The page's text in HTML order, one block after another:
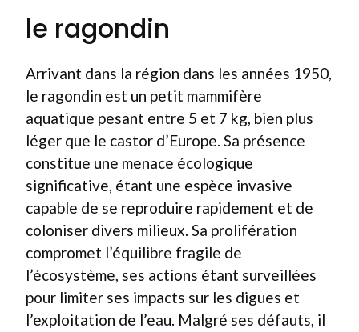
le ragondin
Arrivant dans la région dans les années 1950,
le ragondin est un petit mammifère
aquatique pesant entre 5 et 7 kg, bien plus
léger que le castor d’Europe. Sa présence
constitue une menace écologique
significative, étant une espèce invasive
capable de se reproduire rapidement et de
coloniser divers milieux. Sa prolifération
compromet l’équilibre fragile de
l’écosystème, ses actions étant surveillées
pour limiter ses impacts sur les digues et
l’exploitation de l’eau. Malgré ses défauts, il